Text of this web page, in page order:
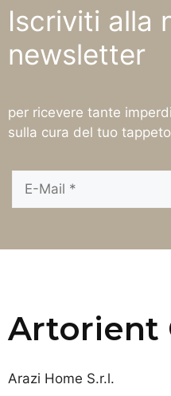
Iscriviti alla
newsletter
per ricevere tante
sulla cura del tuo
Artorient
Arazi Home S.r.l.